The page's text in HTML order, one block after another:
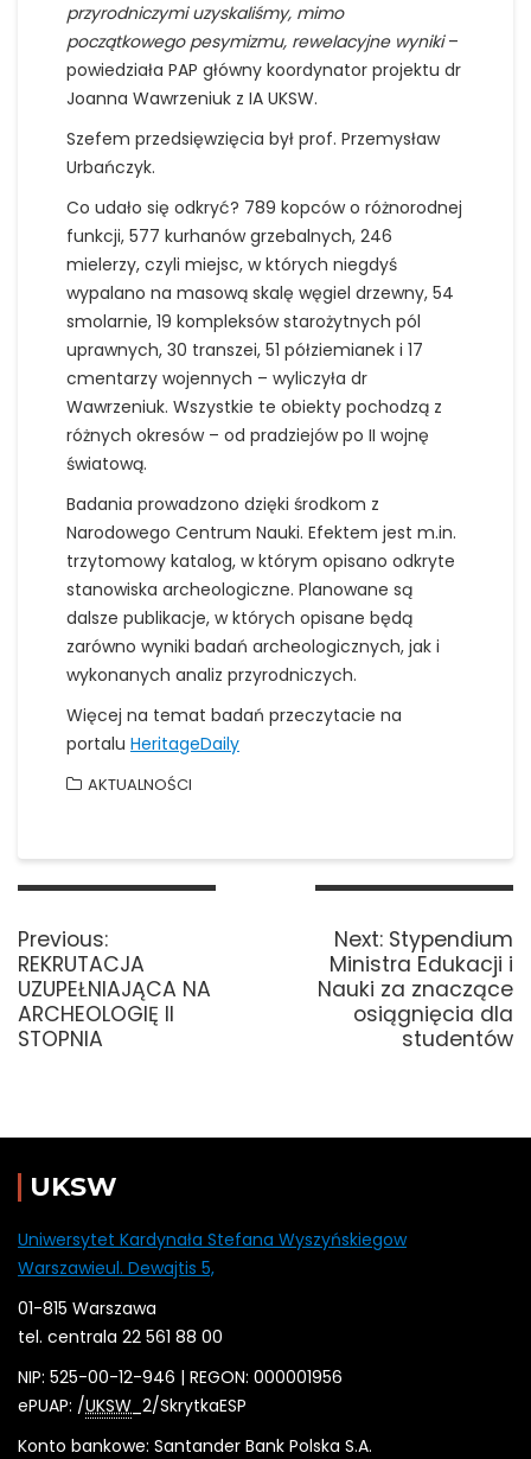
przyrodniczymi uzyskaliśmy, mimo
początkowego pesymizmu, rewelacyjne wyniki–
powiedziała PAP główny koordynator projektu dr
Joanna Wawrzeniuk z IA UKSW.
Szefem przedsięwzięcia był prof. Przemysław
Urbańczyk.
Co udało się odkryć? 789 kopców o różnorodnej
funkcji, 577 kurhanów grzebalnych, 246
mielerzy, czyli miejsc, w których niegdyś
wypalano na masową skalę węgiel drzewny, 54
smolarnie, 19 kompleksów starożytnych pól
uprawnych, 30 transzei, 51 półziemianek i 17
cmentarzy wojennych – wyliczyła dr
Wawrzeniuk. Wszystkie te obiekty pochodzą z
różnych okresów – od pradziejów po II wojnę
światową.
Badania prowadzono dzięki środkom z
Narodowego Centrum Nauki. Efektem jest m.in.
trzytomowy katalog, w którym opisano odkryte
stanowiska archeologiczne. Planowane są
dalsze publikacje, w których opisane będą
zarówno wyniki badań archeologicznych, jak i
wykonanych analiz przyrodniczych.
Więcej na temat badań przeczytacie na
portalu HeritageDaily
AKTUALNOŚCI
Nawigacja
Previous:Previous
post:
REKRUTACJA
UZUPEŁNIAJĄCA NA
ARCHEOLOGIĘ II
STOPNIA
Next: Next
post:
Stypendium
Ministra Edukacji i
Nauki za znaczące
osiągnięcia dla
studentów
UKSW
Uniwersytet Kardynała Stefana Wyszyńskiegow
Warszawieul. Dewajtis 5,
01-815 Warszawa
tel. centrala 22 561 88 00
NIP: 525-00-12-946 | REGON: 000001956
ePUAP: /UKSW _2/SkrytkaESP
Konto bankowe: Santander Bank Polska S.A.